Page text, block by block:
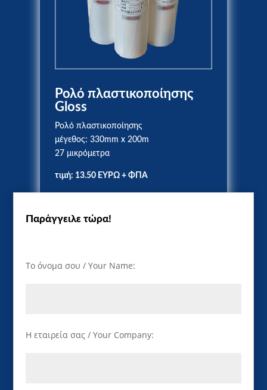
Ρολό πλαστικοποίησης
Gloss
Ρολό πλαστικοποίησης
μέγεθος: 330mm x 200m
27 μικρόμετρα
τιμή: 13.50 ΕΥΡΩ + ΦΠΑ
Παράγγειλε τώρα!
Το όνομα σου / Your Name:
Η εταιρεία σας / Your Company: